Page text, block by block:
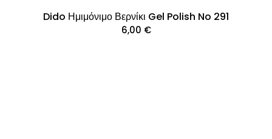
Dido Ημιμόνιμο Βερνίκι Gel Polish No 291
6,00 €